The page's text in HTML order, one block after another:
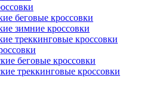
беговые кроссовки
зимние кроссовки
треккинговые кроссовки
беговые кроссовки
треккинговые кроссовки